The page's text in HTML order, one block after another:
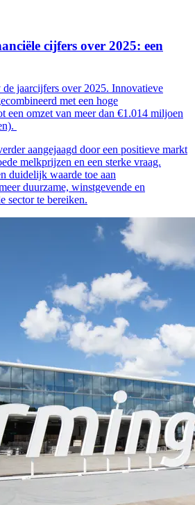
cijfers over 2025: een
de jaarcijfers over 2025. Innovatieve
met een hoge
een omzet van meer dan €1.014 miljoen
aangejaagd door een positieve markt
melkprijzen en een sterke vraag.
duidelijk waarde toe aan
duurzame, winstgevende en
sector te bereiken.